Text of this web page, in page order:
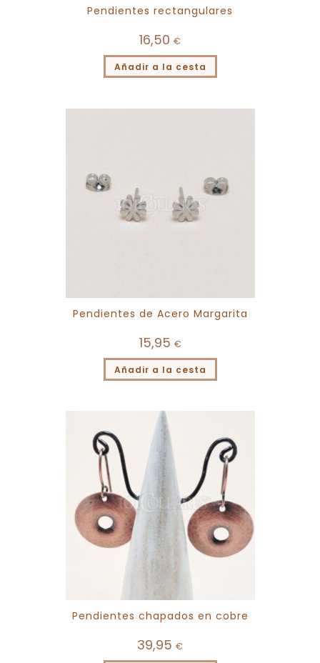
Pendientes rectangulares
16,50 €
Añadir a la cesta
Pendientes de Acero Margarita
15,95 €
Añadir a la cesta
Pendientes chapados en cobre
39,95 €